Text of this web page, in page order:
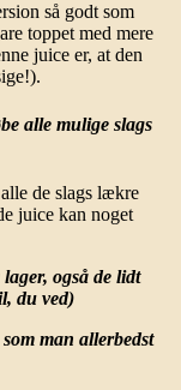
så godt som
toppet med mere
juice er, at den
alle mulige slags
de slags lækre
juice kan noget
også de lidt
du ved)
man allerbedst